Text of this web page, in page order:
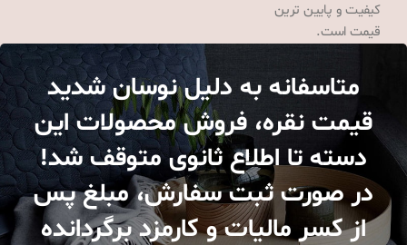
کیفیت و پایین ترین
قیمت است.
متاسفانه به دلیل نوسان شدید
قیمت نقره، فروش محصولات این
دسته تا اطلاع ثانوی متوقف شد!
در صورت ثبت سفارش، مبلغ پس
از کسر مالیات و کارمزد برگردانده